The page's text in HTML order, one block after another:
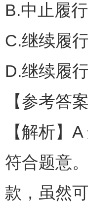
B.中止履
C.继续履
D.继续履
【参考答
【解析】
符合题意
款，虽然